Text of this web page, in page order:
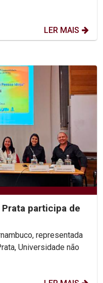
LER MAIS
participa de
representada
Universidade não